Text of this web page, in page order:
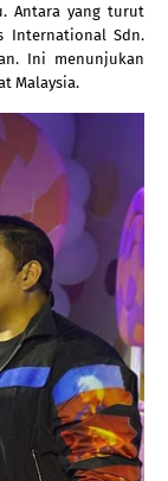
Antara yang turut
International Sdn.
Ini menunjukan
Malaysia.